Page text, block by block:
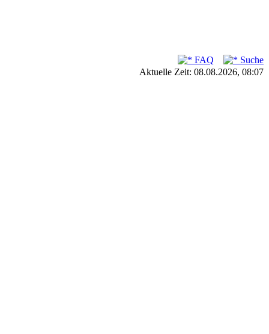
FAQ
Suche
Aktuelle Zeit: 08.08.2026, 08:07